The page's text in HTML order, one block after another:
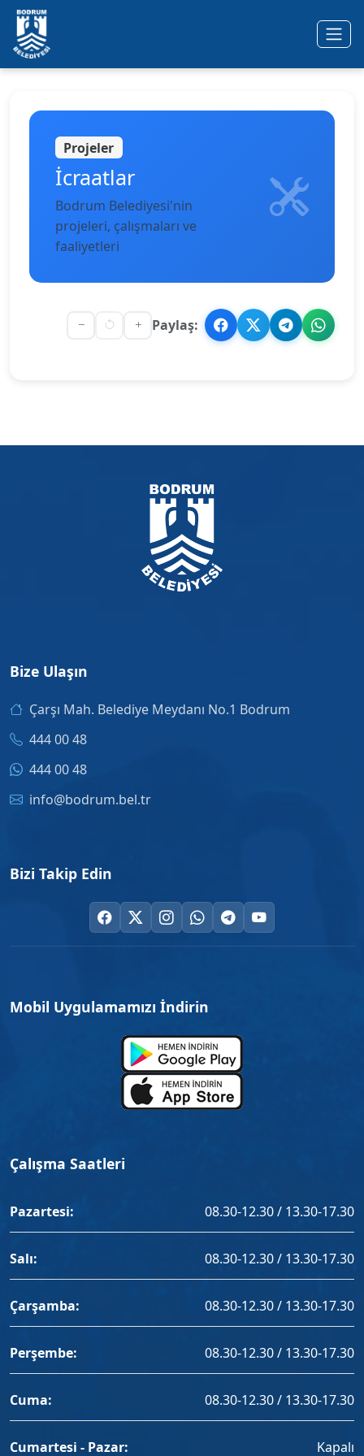
Ana içeriğe geç
Projeler
İcraatlar
Bodrum Belediyesi'nin
projeleri, çalışmaları ve
faaliyetleri
Paylaş:
Bize Ulaşın
Çarşı Mah. Belediye Meydanı No.1 Bodrum
444 00 48
444 00 48
info@bodrum.bel.tr
Bizi Takip Edin
Mobil Uygulamamızı İndirin
Çalışma Saatleri
Pazartesi: 08.30-12.30 / 13.30-17.30
Salı: 08.30-12.30 / 13.30-17.30
Çarşamba: 08.30-12.30 / 13.30-17.30
Perşembe: 08.30-12.30 / 13.30-17.30
Cuma: 08.30-12.30 / 13.30-17.30
Cumartesi - Pazar: Kapalı